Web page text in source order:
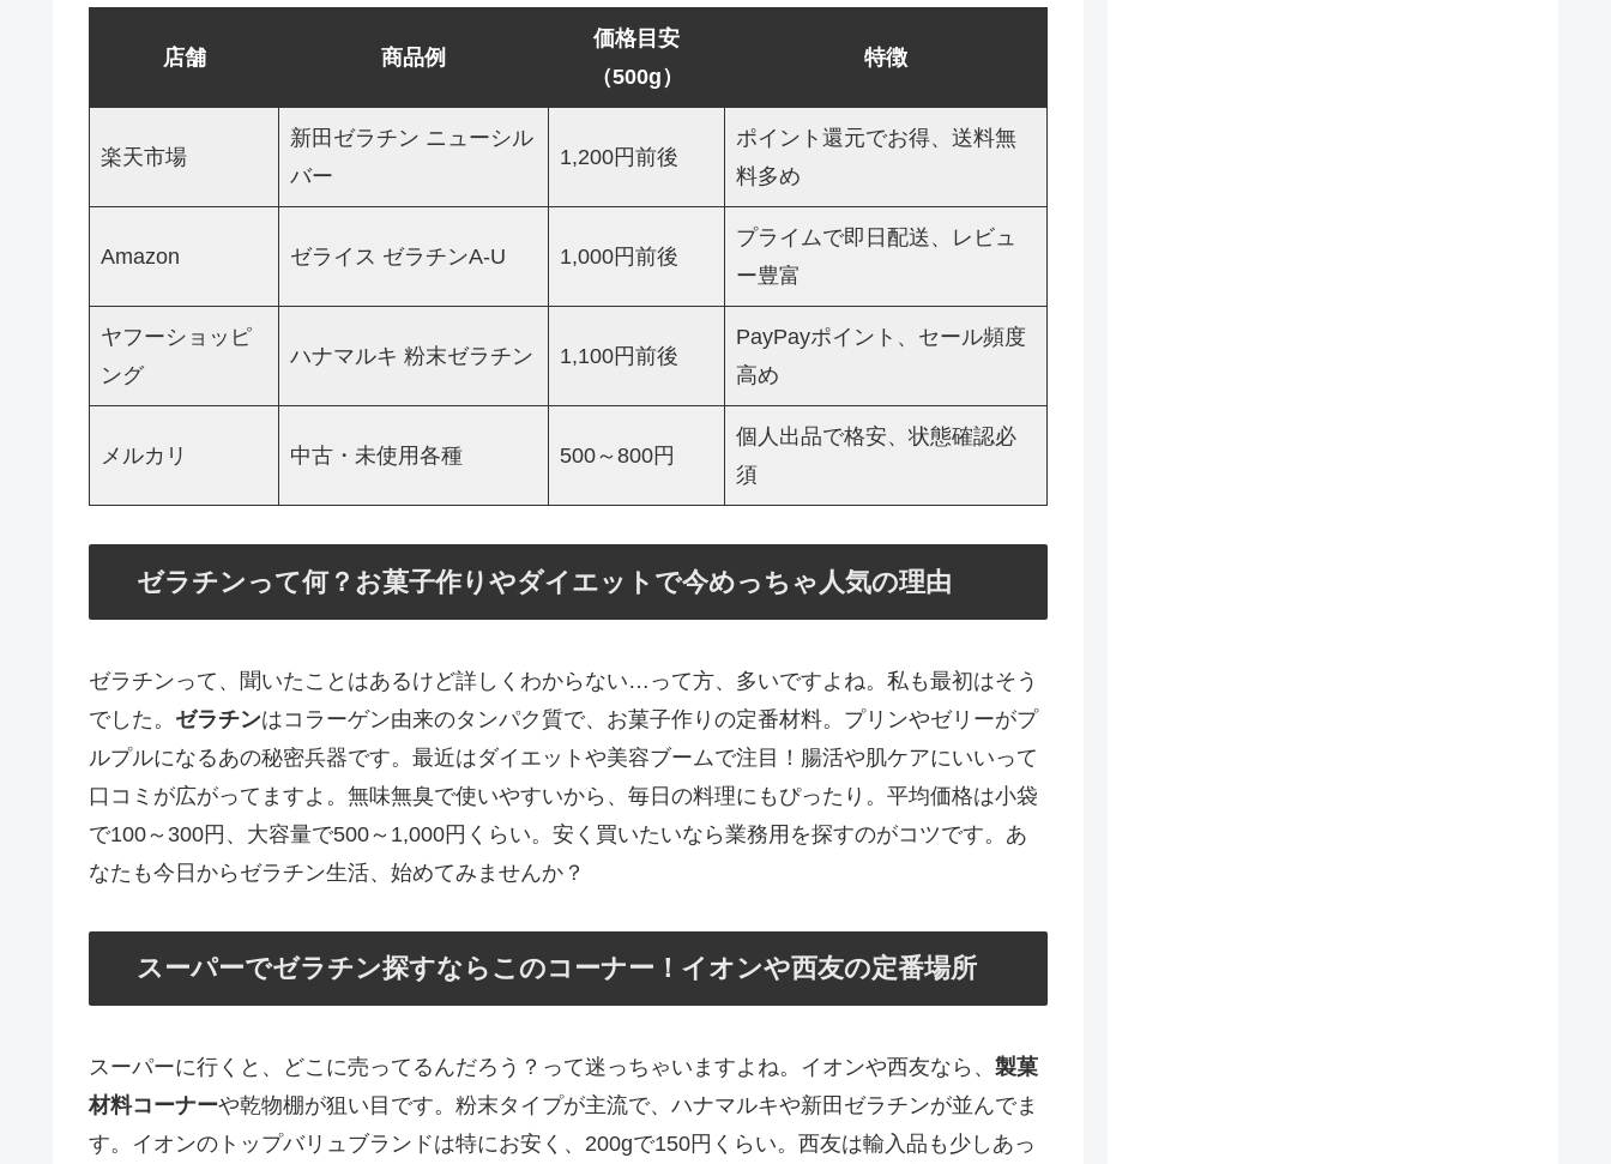
店舗 商品例
価格目安
（500g）
特徴
楽天市場
新田ゼラチン ニューシル
バー
1,200円前後
ポイント還元でお得、送料無
料多め
Amazon ゼライス ゼラチンA-U 1,000円前後
プライムで即日配送、レビュ
ー豊富
ヤフーショッピ
ング
ハナマルキ 粉末ゼラチン 1,100円前後
PayPayポイント、セール頻度
高め
メルカリ 中古・未使用各種 500～800円
個人出品で格安、状態確認必
須
ゼラチンって何？お菓子作りやダイエットで今めっちゃ人気の理由
ゼラチンって、聞いたことはあるけど詳しくわからない…って方、多いですよね。私も最初はそう
でした。 ゼラチンはコラーゲン由来のタンパク質で、お菓子作りの定番材料。プリンやゼリーがプ
ルプルになるあの秘密兵器です。最近はダイエットや美容ブームで注目！腸活や肌ケアにいいって
口コミが広がってますよ。無味無臭で使いやすいから、毎日の料理にもぴったり。平均価格は小袋
で100～300円、大容量で500～1,000円くらい。安く買いたいなら業務用を探すのがコツです。あ
なたも今日からゼラチン生活、始めてみませんか？
スーパーでゼラチン探すならこのコーナー！イオンや西友の定番場所
スーパーに行くと、どこに売ってるんだろう？って迷っちゃいますよね。イオンや西友なら、 製菓
材料コーナーや乾物棚が狙い目です。粉末タイプが主流で、ハナマルキや新田ゼラチンが並んでま
す。イオンのトップバリュブランドは特にお安く、200gで150円くらい。西友は輸入品も少しあっ